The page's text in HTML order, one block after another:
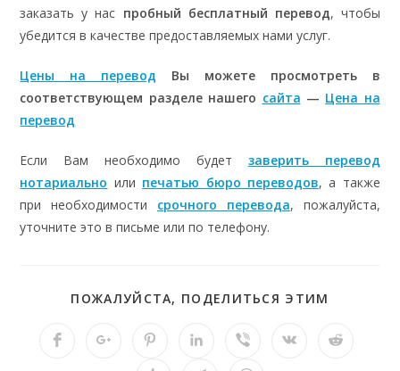
заказать у нас пробный бесплатный перевод, чтобы
убедится в качестве предоставляемых нами услуг.
Цены на перевод Вы можете просмотреть в
соответствующем разделе нашего сайта — Цена на
перевод
Если Вам необходимо будет заверить перевод
нотариально или печатью бюро переводов, а также
при необходимости срочного перевода, пожалуйста,
уточните это в письме или по телефону.
ПОЖАЛУЙСТА, ПОДЕЛИТЬСЯ ЭТИМ